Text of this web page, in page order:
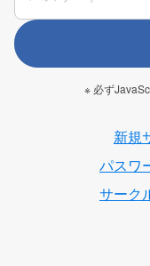
※ 必ず
新規
パスワ
サーク